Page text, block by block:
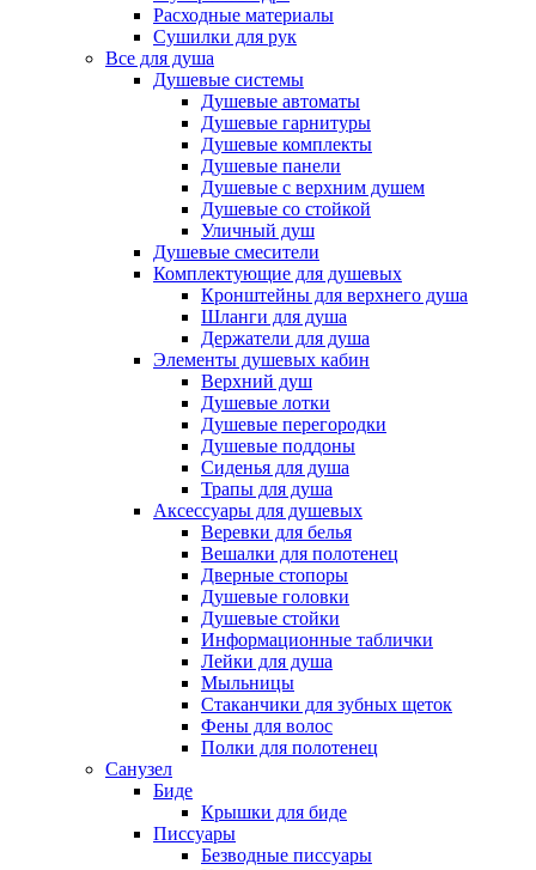
Расходные материалы
Сушилки для рук
Все для душа
Душевые системы
Душевые автоматы
Душевые гарнитуры
Душевые комплекты
Душевые панели
Душевые с верхним душем
Душевые со стойкой
Уличный душ
Душевые смесители
Комплектующие для душевых
Кронштейны для верхнего душа
Шланги для душа
Держатели для душа
Элементы душевых кабин
Верхний душ
Душевые лотки
Душевые перегородки
Душевые поддоны
Сиденья для душа
Трапы для душа
Аксессуары для душевых
Веревки для белья
Вешалки для полотенец
Дверные стопоры
Душевые головки
Душевые стойки
Информационные таблички
Лейки для душа
Мыльницы
Стаканчики для зубных щеток
Фены для волос
Полки для полотенец
Санузел
Биде
Крышки для биде
Писсуары
Безводные писсуары